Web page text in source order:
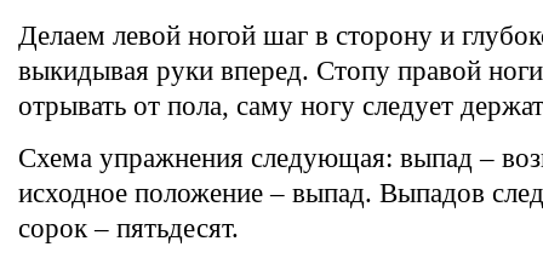
Делаем левой ногой шаг в сторону и
выкидывая руки вперед. Стопу правой ноги
отрывать от пола, саму ногу следует
Схема упражнения следующая: выпад –
исходное положение – выпад. Выпадов
сорок – пятьдесят.